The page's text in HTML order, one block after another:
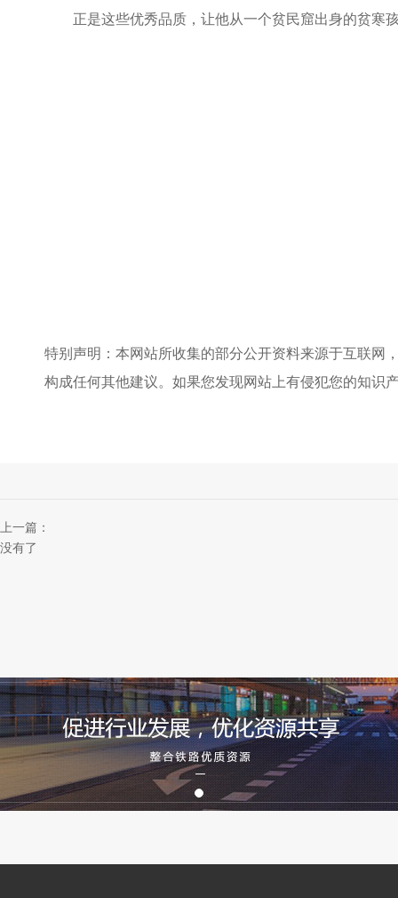
正是这些优秀品质，让他从一个贫民窟出身的贫寒孩
特别声明：本网站所收集的部分公开资料来源于互联网
构成任何其他建议。如果您发现网站上有侵犯您的知识
上一篇：
没有了